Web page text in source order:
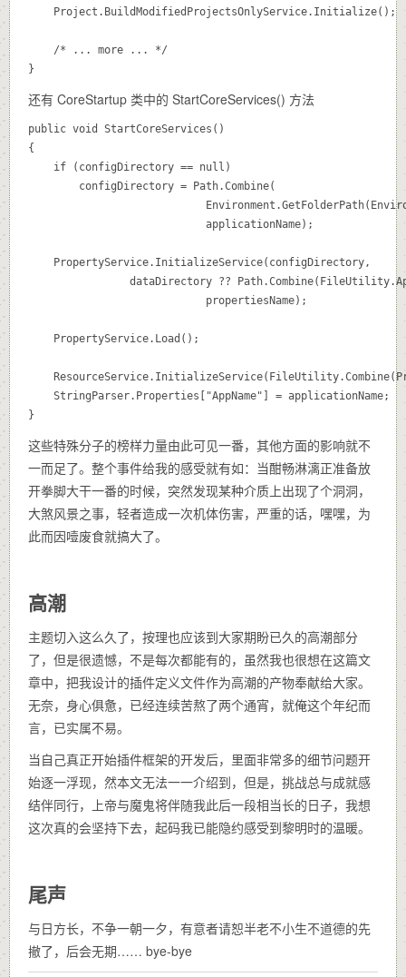
}
还有 CoreStartup 类中的 StartCoreServices() 方法
public void StartCoreServices()
{
                            applicationName);
                            propertiesName);
}
这些特殊分子的榜样力量由此可见一番，其他方面的影响就不
一而足了。整个事件给我的感受就有如：当酣畅淋漓正准备放
开拳脚大干一番的时候，突然发现某种介质上出现了个洞洞，
大煞风景之事，轻者造成一次机体伤害，严重的话，嘿嘿，为
此而因噎废食就搞大了。
高潮
主题切入这么久了，按理也应该到大家期盼已久的高潮部分
了，但是很遗憾，不是每次都能有的，虽然我也很想在这篇文
章中，把我设计的插件定义文件作为高潮的产物奉献给大家。
无奈，身心俱惫，已经连续苦熬了两个通宵，就俺这个年纪而
言，已实属不易。
当自己真正开始插件框架的开发后，里面非常多的细节问题开
始逐一浮现，然本文无法一一介绍到，但是，挑战总与成就感
结伴同行，上帝与魔鬼将伴随我此后一段相当长的日子，我想
这次真的会坚持下去，起码我已能隐约感受到黎明时的温暖。
尾声
与日方长，不争一朝一夕，有意者请恕半老不小生不道德的先
撤了，后会无期…… bye-bye